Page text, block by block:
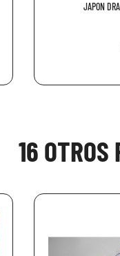
JAPON
16 OTROS